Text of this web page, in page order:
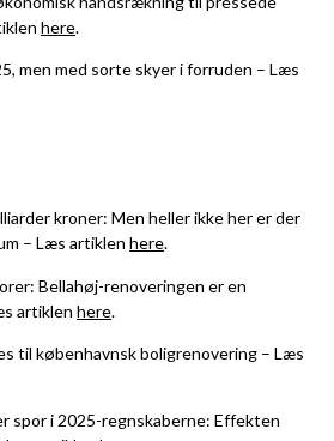
here.
men med sorte skyer i forruden – Læs
kroner: Men heller ikke her er der
– Læs artiklen here.
Bellahøj-renoveringen er en
artiklen here.
til københavnsk boligrenovering – Læs
i 2025-regnskaberne: Effekten